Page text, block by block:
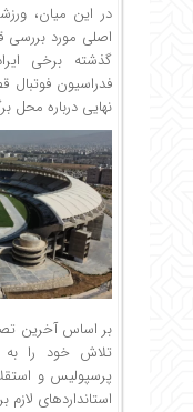
در این میان،
اصلی مورد بررسی
گذشته برخی
فدراسیون فوتبال
نهایی درباره محل
بر اساس آخرین
تلاش خود را به
پرسپولیس و
استانداردهای لازم